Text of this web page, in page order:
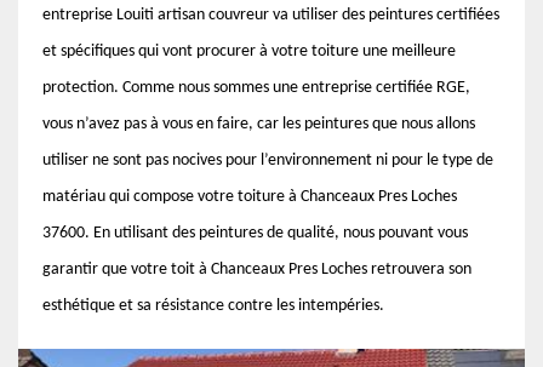
entreprise Louiti artisan couvreur va utiliser des peintures certifiées
et spécifiques qui vont procurer à votre toiture une meilleure
protection. Comme nous sommes une entreprise certifiée RGE,
vous n’avez pas à vous en faire, car les peintures que nous allons
utiliser ne sont pas nocives pour l’environnement ni pour le type de
matériau qui compose votre toiture à Chanceaux Pres Loches
37600. En utilisant des peintures de qualité, nous pouvant vous
garantir que votre toit à Chanceaux Pres Loches retrouvera son
esthétique et sa résistance contre les intempéries.